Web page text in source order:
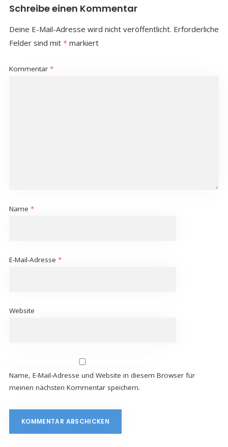
Schreibe einen Kommentar
Deine E-Mail-Adresse wird nicht veröffentlicht. Erforderliche
Felder sind mit *markiert
Kommentar *
Name *
E-Mail-Adresse *
Website
Name, E-Mail-Adresse und Website in diesem Browser für
meinen nächsten Kommentar speichern.